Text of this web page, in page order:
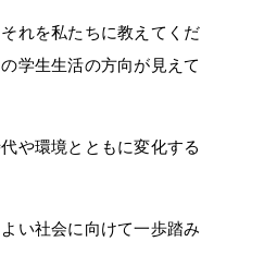
れを私たちに教えてくだ
学生生活の方向が見えて
や環境とともに変化する
い社会に向けて一歩踏み